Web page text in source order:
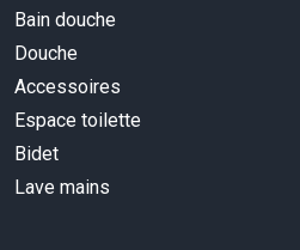
Bain douche
Douche
Accessoires
Espace toilette
Bidet
Lave mains